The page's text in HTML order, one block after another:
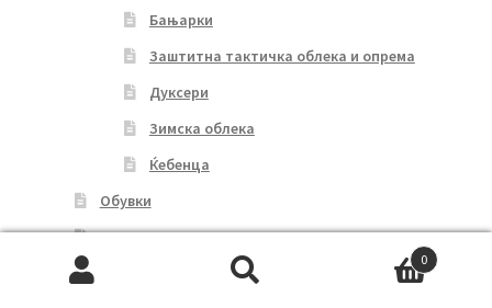
Бањарки
Заштитна тактичка облека и опрема
Дуксери
Зимска облека
Ќебенца
Обувки
Домашни миленици
Мој профил
0